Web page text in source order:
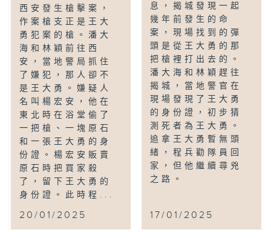
西安發生槍擊案，
作案槍支正是王大
勇犯案的槍。潘大
海和林穎前往西
安，當地警局抓住
了嫌犯，那人卻不
是王大勇。嫌疑人
名叫楊宏安，他在
東北時在浴堂偷了
一把槍、一塊原石
和一張王大勇的身
份證。楊宏安販賣
原石時把買家殺
了，留下王大勇的
身份證。此時程...
20/01/2025
息，揭城發現一起
幾年前發生的命
案，現場找到的彈
頭是從王大勇的那
把槍裡打出去的。
潘大海和林穎趕往
揭城，當地警官在
現場發現了王大勇
的身份證，初步猜
測死者為王大勇。
追拿王大勇暫無頭
緒，程兵勸隊員回
家，但他繼續尋兇
之路。
17/01/2025